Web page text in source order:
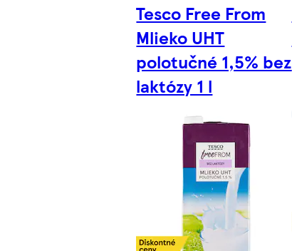
Tesco Free From
Mlieko UHT
polotučné 1,5% bez
laktózy 1 l